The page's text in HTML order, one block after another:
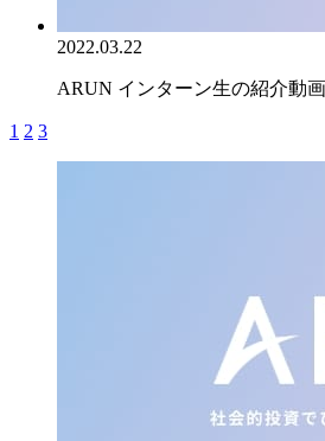
2022.03.22
ARUN インターン生の紹介動
1 2 3